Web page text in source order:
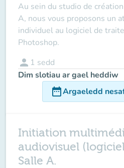
Au sein du studio de
A, nous vous proposons un
individuel au logiciel de
Photoshop.
person 1 sedd
Dim slotiau ar gael heddiw
date_rangeArgaeledd
Initiation
audiovisuel
Salle A.